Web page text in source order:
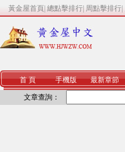
黃金屋首頁 總點擊排行 周點擊排行
首 頁 手機版 最新章節
文章查詢：